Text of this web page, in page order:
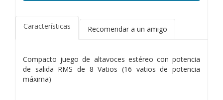
Características Recomendar a un amigo
Compacto juego de altavoces estéreo con potencia
de salida RMS de 8 Vatios (16 vatios de potencia
máxima)